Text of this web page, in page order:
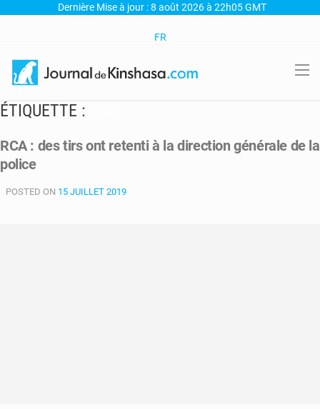
Dernière Mise à jour : 8 août 2026 à 22h05 GMT
FR
ÉTIQUETTE :
RCA : des tirs ont retenti à la direction générale de la
police
POSTED ON 15 JUILLET 2019